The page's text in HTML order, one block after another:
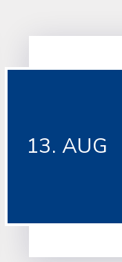
13. AUG